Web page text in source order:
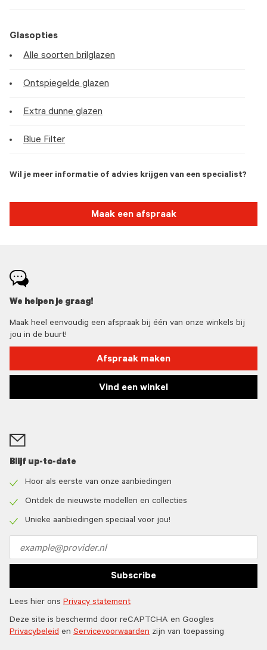
Glasopties
Alle soorten brilglazen
Ontspiegelde glazen
Extra dunne glazen
Blue Filter
Wil je meer informatie of advies krijgen van een specialist?
Maak een afspraak
We helpen je graag!
Maak heel eenvoudig een afspraak bij één van onze winkels bij
jou in de buurt!
Afspraak maken
Vind een winkel
Blijf up-to-date
icon
Hoor als eerste van onze aanbiedingen
icon
Ontdek de nieuwste modellen en collecties
Unieke aanbiedingen speciaal voor jou!
address
Subscribe
Lees hier ons Privacy statement
Deze site is beschermd door reCAPTCHA en Googles
Privacybeleid en Servicevoorwaarden zijn van toepassing